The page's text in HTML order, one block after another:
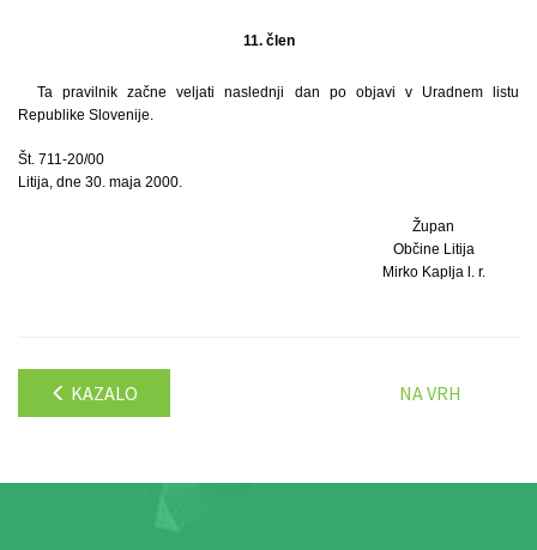
11. člen
Ta pravilnik začne veljati naslednji dan po objavi v Uradnem listu
Republike Slovenije.
Št. 711-20/00
Litija, dne 30. maja 2000.
Župan
Občine Litija
Mirko Kaplja l. r.
KAZALO NA VRH